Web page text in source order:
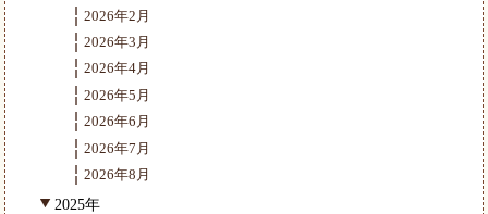
2026年2月
2026年3月
2026年4月
2026年5月
2026年6月
2026年7月
2026年8月
2025年